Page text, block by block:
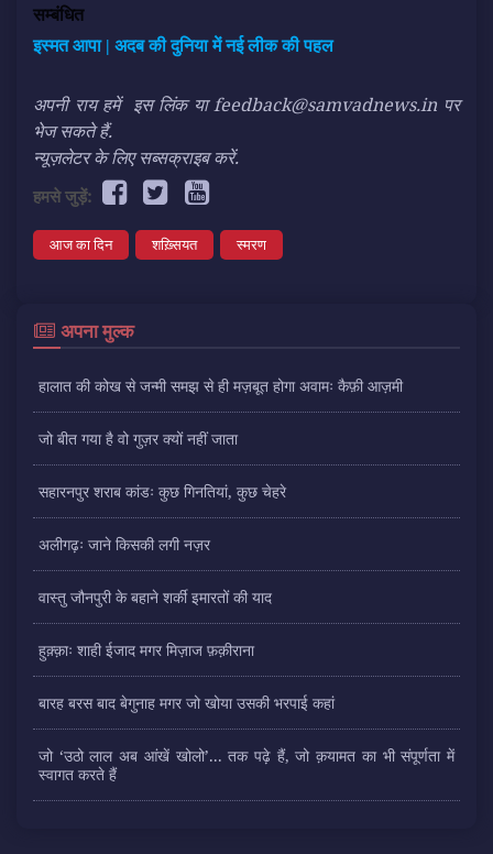
सम्बंधित
इस्मत आपा | अदब की दुनिया में नई लीक की पहल
अपनी राय हमें इस लिंक या feedback@samvadnews.in पर
भेज सकते हैं.
न्यूज़लेटर के लिए सब्सक्राइब करें.
हमसे जुड़ें:
आज का दिन शख़्सियत स्मरण
अपना मुल्क
हालात की कोख से जन्मी समझ से ही मज़बूत होगा अवामः कैफ़ी आज़मी
जो बीत गया है वो गुज़र क्यों नहीं जाता
सहारनपुर शराब कांडः कुछ गिनतियां, कुछ चेहरे
अलीगढ़ः जाने किसकी लगी नज़र
वास्तु जौनपुरी के बहाने शर्की इमारतों की याद
हुक़्क़ाः शाही ईजाद मगर मिज़ाज फ़क़ीराना
बारह बरस बाद बेगुनाह मगर जो खोया उसकी भरपाई कहां
जो ‘उठो लाल अब आंखें खोलो’... तक पढ़े हैं, जो क़यामत का भी संपूर्णता में
स्वागत करते हैं